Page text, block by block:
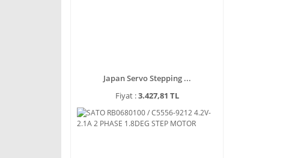
Japan Servo Stepping ...
Fiyat :3.427,81 TL